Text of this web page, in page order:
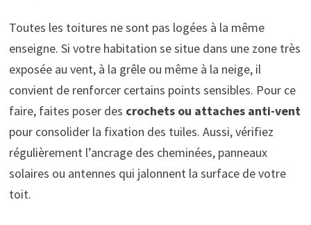
Toutes les toitures ne sont pas logées à la même
enseigne. Si votre habitation se situe dans une zone très
exposée au vent, à la grêle ou même à la neige, il
convient de renforcer certains points sensibles. Pour ce
faire, faites poser des crochets ou attaches anti-vent
pour consolider la fixation des tuiles. Aussi, vérifiez
régulièrement l’ancrage des cheminées, panneaux
solaires ou antennes qui jalonnent la surface de votre
toit.